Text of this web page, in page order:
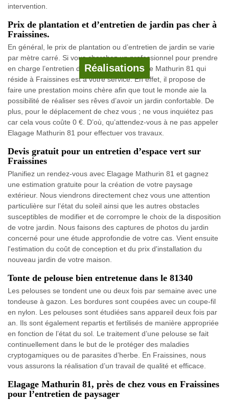
Réalisations
intervention.
Prix de plantation et d’entretien de jardin pas cher à
Fraissines.
En général, le prix de plantation ou d’entretien de jardin se varie
par mètre carré. Si vous cherchez un professionnel pour prendre
en charge l’entretien de votre jardin, Elagage Mathurin 81 qui
réside à Fraissines est à votre service. En effet, il propose de
faire une prestation moins chère afin que tout le monde aie la
possibilité de réaliser ses rêves d’avoir un jardin confortable. De
plus, pour le déplacement de chez vous ; ne vous inquiétez pas
car cela vous coûte 0 €. D’où, qu’attendez-vous à ne pas appeler
Elagage Mathurin 81 pour effectuer vos travaux.
Devis gratuit pour un entretien d’espace vert sur
Fraissines
Planifiez un rendez-vous avec Elagage Mathurin 81 et gagnez
une estimation gratuite pour la création de votre paysage
extérieur. Nous viendrons directement chez vous une attention
particulière sur l’état du soleil ainsi que les autres obstacles
susceptibles de modifier et de corrompre le choix de la disposition
de votre jardin. Nous faisons des captures de photos du jardin
concerné pour une étude approfondie de votre cas. Vient ensuite
l'estimation du coût de conception et du prix d'installation du
nouveau jardin de votre maison.
Tonte de pelouse bien entretenue dans le 81340
Les pelouses se tondent une ou deux fois par semaine avec une
tondeuse à gazon. Les bordures sont coupées avec un coupe-fil
en nylon. Les pelouses sont étudiées sans appareil deux fois par
an. Ils sont également repartis et fertilisés de manière appropriée
en fonction de l’état du sol. Le traitement d’une pelouse se fait
continuellement dans le but de le protéger des maladies
cryptogamiques ou de parasites d’herbe. En Fraissines, nous
vous assurons la réalisation d’un travail de qualité et efficace.
Elagage Mathurin 81, près de chez vous en Fraissines
pour l’entretien de paysager